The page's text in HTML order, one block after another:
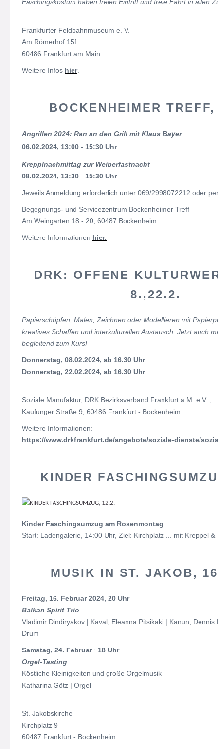
Faschingskostüm haben freien Eintritt und freie Fahrt in allen
Frankfurter Feldbahnmuseum e. V.
Am Römerhof 15f
60486 Frankfurt am Main
Weitere Infos hier.
BOCKENHEIMER
Angrillen 2024: Ran an den Grill mit Klaus Bayer
06.02.2024, 13:00 - 15:30 Uhr
Krepplnachmittag zur Weiberfastnacht
08.02.2024, 13:30 - 15:30 Uhr
Jeweils Anmeldung erforderlich unter 069/2998072212 oder
Begegnungs- und Servicezentrum Bockenheimer Treff
Am Weingarten 18 - 20, 60487 Bockenheim
Weitere Informationen hier.
DRK: OFFENE
8.,22.2.
Papierschöpfen, Malen, Zeichnen oder Modellieren mit
kreatives Schaffen und interkulturellen Austausch. Jetzt auch
begleitend zum Kurs!
Donnerstag, 08.02.2024, ab 16.30 Uhr
Donnerstag, 22.02.2024, ab 16.30 Uhr
Soziale Manufaktur, DRK Bezirksverband Frankfurt a.M. e.V. ,
Kaufunger Straße 9, 60486 Frankfurt - Bockenheim
Weitere Informationen:
https://www.drkfrankfurt.de/angebote/soziale-dienste/
KINDER
Kinder Faschingsumzug am Rosenmontag
Start: Ladengalerie, 14:00 Uhr, Ziel: Kirchplatz ... mit Kreppel &
MUSIK IN ST. JAKOB,
Freitag, 16. Februar 2024, 20 Uhr
Balkan Spirit Trio
Vladimir Dindiryakov | Kaval, Eleanna Pitsikaki | Kanun,
Drum
Samstag, 24. Februar ∙ 18 Uhr
Orgel-Tasting
Köstliche Kleinigkeiten und große Orgelmusik
Katharina Götz | Orgel
St. Jakobskirche
Kirchplatz 9
60487 Frankfurt - Bockenheim